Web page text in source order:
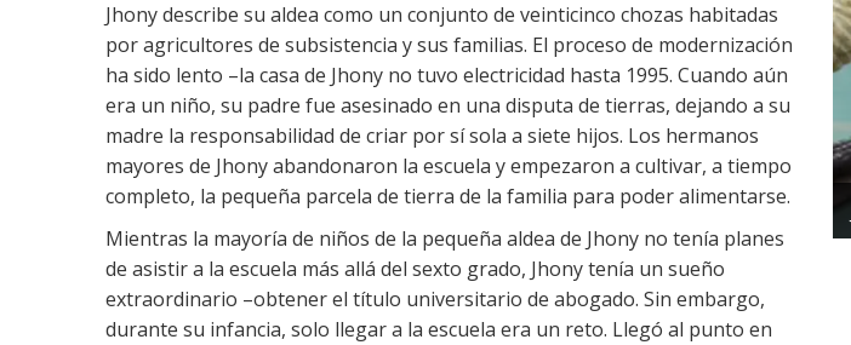
Jhony describe su aldea como un conjunto de veinticinco chozas habitadas
por agricultores de subsistencia y sus familias. El proceso de modernización
ha sido lento –la casa de Jhony no tuvo electricidad hasta 1995. Cuando aún
era un niño, su padre fue asesinado en una disputa de tierras, dejando a su
madre la responsabilidad de criar por sí sola a siete hijos. Los hermanos
mayores de Jhony abandonaron la escuela y empezaron a cultivar, a tiempo
completo, la pequeña parcela de tierra de la familia para poder alimentarse.
Mientras la mayoría de niños de la pequeña aldea de Jhony no tenía planes
de asistir a la escuela más allá del sexto grado, Jhony tenía un sueño
extraordinario –obtener el título universitario de abogado. Sin embargo,
durante su infancia, solo llegar a la escuela era un reto. Llegó al punto en